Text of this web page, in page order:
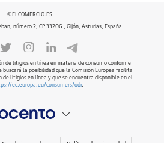
©ELCOMERCIO.ES
número 2, CP 33206 , Gijón, Asturias, España
de litigios en línea en materia de consumo conforme
buscará la posibilidad que la Comisión Europea facilita
litigios en línea y que se encuentra disponible en el
ec.europa.eu/consumers/odr.